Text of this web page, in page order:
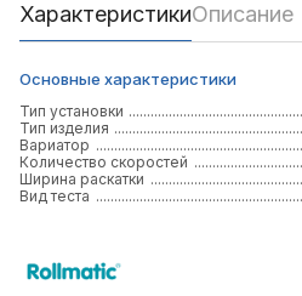
ХарактеристикиОписание
Основные характеристики
Тип установки
Тип изделия
Вариатор
Количество скоростей
Ширина раскатки
Вид теста